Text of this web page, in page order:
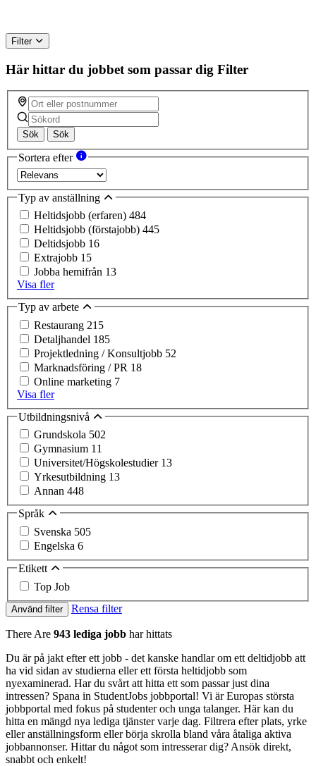
Filter
Här hittar du jobbet som passar dig Filter
Sök Sök
Sortera efter
Typ av anställning
Heltidsjobb (erfaren) 484
Heltidsjobb (förstajobb) 445
Deltidsjobb 16
Extrajobb 15
Jobba hemifrån 13
Visa fler
Typ av arbete
Restaurang 215
Detaljhandel 185
Projektledning / Konsultjobb 52
Marknadsföring / PR 18
Online marketing 7
Visa fler
Utbildningsnivå
Grundskola 502
Gymnasium 11
Universitet/Högskolestudier 13
Yrkesutbildning 13
Annan 448
Språk
Svenska 505
Engelska 6
Etikett
Top Job
Använd filter Rensa filter
There Are 943 lediga jobb har hittats
Du är på jakt efter ett jobb - det kanske handlar om ett deltidjobb att
ha vid sidan av studierna eller ett första heltidjobb som
nyexaminerad. Har du svårt att hitta ett som passar just dina
intressen? Spana in StudentJobs jobbportal! Vi är Europas största
jobbportal med fokus på studenter och unga talanger. Här kan du
hitta en mängd nya lediga tjänster varje dag. Filtrera efter plats, yrke
eller anställningsform eller börja skrolla bland våra åtaliga aktiva
jobbannonser. Hittar du något som intresserar dig? Ansök direkt,
snabbt och enkelt!